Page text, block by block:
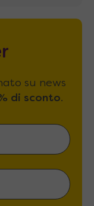
su news
di sconto.